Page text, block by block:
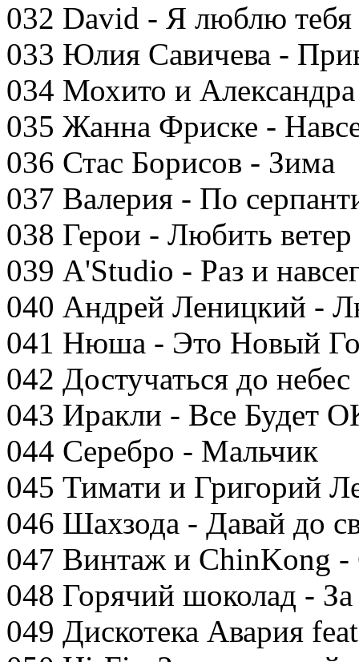
032 David - Я люблю тебя
033 Юлия Савичева -
034 Мохито и
035 Жанна Фриске -
036 Стас Борисов - Зима
037 Валерия - По
038 Герои - Любить ветер
039 A'Studio - Раз и
040 Андрей Леницкий -
041 Нюша - Это Новый
042 Достучаться до
043 Иракли - Все Будет
044 Серебро - Мальчик
045 Тимати и Григорий
046 Шахзода - Давай до
047 Винтаж и ChinKong -
048 Горячий шоколад -
049 Дискотека Авария